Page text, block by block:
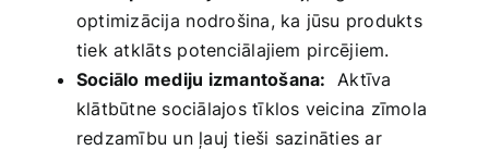
optimizācija⁤ nodrošina, ka ‌jūsu produkts
tiek atklāts⁣ potenciālajiem ⁤pircējiem.
Sociālo mediju izmantošana: ⁣ Aktīva
klātbūtne sociālajos tīklos ‌veicina​ zīmola
redzamību un ļauj tieši sazināties ar